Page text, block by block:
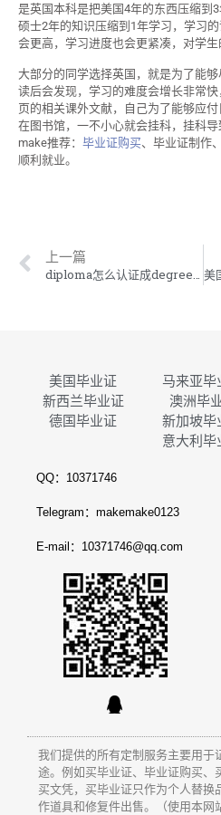
是英国本科是把美国4年的东西压缩到
硕士2年的知识压缩到1年学习，学习
会更高，学习进度也会更紧凑，对学生
大部分的同学选择英国，就是为了能
读后会发现，学习的难度会增长非常
页的相关课外文献，自己为了能够应
在图书馆，一不小心就会挂科，挂科
make推荐： 毕业证购买、毕业证制作
顺利就业。
上一篇
diploma怎么认证成degree？
美国毕业证 马来亚毕
新西兰毕业证
澳洲毕
德国毕业证
新加坡毕
意大利毕
QQ：10371746
Telegram：makemake0123
E-mail：10371746@qq.com
我们提供的所有定制服务主要用于
途。例如买毕业证、毕业证购买、
买文凭，买毕业证只作为个人替换
作道具和修复件出售。（使用本网